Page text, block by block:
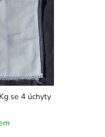
se 4 úchyty